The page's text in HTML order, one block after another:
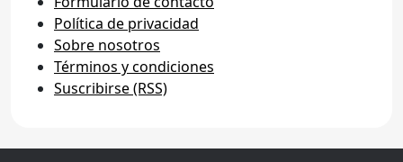
Política de privacidad
Sobre nosotros
Términos y condiciones
Suscribirse (RSS)